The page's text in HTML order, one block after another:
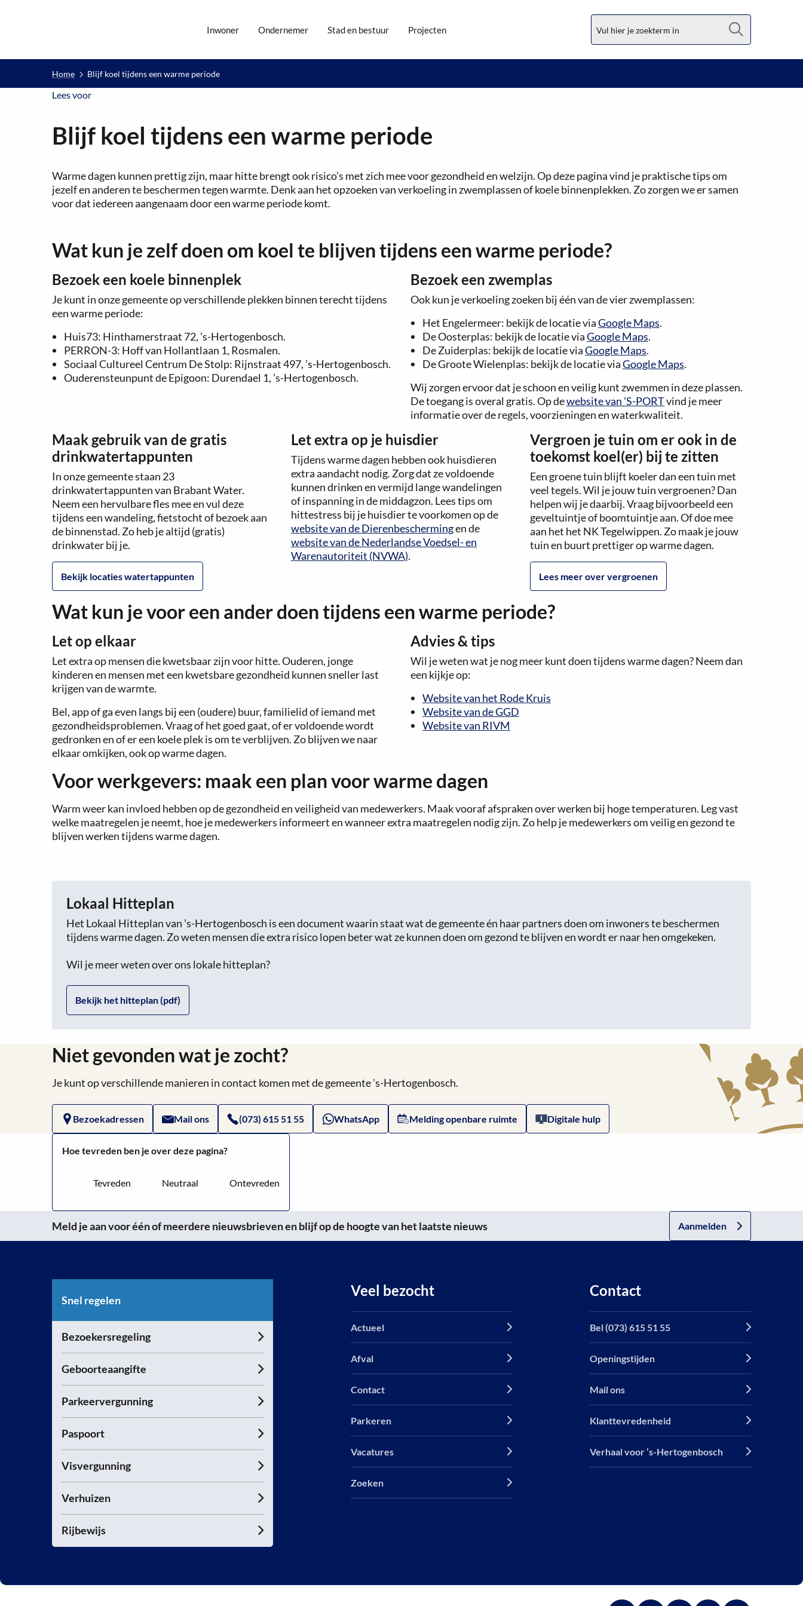
Inwoner Ondernemer Stad en bestuur Projecten
Home Blijf koel tijdens een warme periode
Lees voorLees voor
Blijf koel tijdens een warme periode
Warme dagen kunnen prettig zijn, maar hitte brengt ook risico’s met zich mee voor gezondheid en welzijn. Op deze pagina vind je praktische tips om
jezelf en anderen te beschermen tegen warmte. Denk aan het opzoeken van verkoeling in zwemplassen of koele binnenplekken. Zo zorgen we er samen
voor dat iedereen aangenaam door een warme periode komt.
Wat kun je zelf doen om koel te blijven tijdens een warme periode?
Bezoek een koele binnenplek
Je kunt in onze gemeente op verschillende plekken binnen terecht tijdens
een warme periode:
Huis73: Hinthamerstraat 72, ’s-Hertogenbosch.
PERRON-3: Hoff van Hollantlaan 1, Rosmalen.
Sociaal Cultureel Centrum De Stolp: Rijnstraat 497, ’s-Hertogenbosch.
Ouderensteunpunt de Epigoon: Durendael 1, ’s-Hertogenbosch.
Bezoek een zwemplas
Ook kun je verkoeling zoeken bij één van de vier zwemplassen:
Het Engelermeer: bekijk de locatie viaGoogle Maps.
De Oosterplas: bekijk de locatie viaGoogle Maps.
De Zuiderplas: bekijk de locatie viaGoogle Maps.
De Groote Wielenplas: bekijk de locatie viaGoogle Maps.
Wij zorgen ervoor dat je schoon en veilig kunt zwemmen in deze plassen.
De toegang is overal gratis. Op dewebsite van ’S-PORTvind je meer
informatie over de regels, voorzieningen en waterkwaliteit.
Maak gebruik van de gratis
drinkwatertappunten
In onze gemeente staan 23
drinkwatertappunten van Brabant Water.
Neem een hervulbare fles mee en vul deze
tijdens een wandeling, fietstocht of bezoek aan
de binnenstad. Zo heb je altijd (gratis)
drinkwater bij je.
Bekijk locaties watertappunten
Let extra op je huisdier
Tijdens warme dagen hebben ook huisdieren
extra aandacht nodig. Zorg dat ze voldoende
kunnen drinken en vermijd lange wandelingen
of inspanning in de middagzon. Lees tips om
hittestress bij je huisdier te voorkomen op de
website van de Dierenbeschermingen de
website van de Nederlandse Voedsel- en
Warenautoriteit (NVWA).
Vergroen je tuin om er ook in de
toekomst koel(er) bij te zitten
Een groene tuin blijft koeler dan een tuin met
veel tegels. Wil je jouw tuin vergroenen? Dan
helpen wij je daarbij. Vraag bijvoorbeeld een
geveltuintje of boomtuintje aan. Of doe mee
aan het het NK Tegelwippen. Zo maak je jouw
tuin en buurt prettiger op warme dagen.
Lees meer over vergroenen
Wat kun je voor een ander doen tijdens een warme periode?
Let op elkaar
Let extra op mensen die kwetsbaar zijn voor hitte. Ouderen, jonge
kinderen en mensen met een kwetsbare gezondheid kunnen sneller last
krijgen van de warmte.
Bel, app of ga even langs bij een (oudere) buur, familielid of iemand met
gezondheidsproblemen. Vraag of het goed gaat, of er voldoende wordt
gedronken en of er een koele plek is om te verblijven. Zo blijven we naar
elkaar omkijken, ook op warme dagen.
Advies & tips
Wil je weten wat je nog meer kunt doen tijdens warme dagen? Neem dan
een kijkje op:
Website van het Rode Kruis
Website van de GGD
Website van RIVM
Voor werkgevers: maak een plan voor warme dagen
Warm weer kan invloed hebben op de gezondheid en veiligheid van medewerkers. Maak vooraf afspraken over werken bij hoge temperaturen. Leg vast
welke maatregelen je neemt, hoe je medewerkers informeert en wanneer extra maatregelen nodig zijn. Zo help je medewerkers om veilig en gezond te
blijven werken tijdens warme dagen.
Lokaal Hitteplan
Het Lokaal Hitteplan van ’s-Hertogenbosch is een document waarin staat wat de gemeente én haar partners doen om inwoners te beschermen
tijdens warme dagen. Zo weten mensen die extra risico lopen beter wat ze kunnen doen om gezond te blijven en wordt er naar hen omgekeken.
Wil je meer weten over ons lokale hitteplan?
Bekijk het hitteplan (pdf)
Niet gevonden wat je zocht?
Je kunt op verschillende manieren in contact komen met de gemeente ’s-Hertogenbosch.
Bezoekadressen Mail ons (073) 615 51 55 WhatsApp Melding openbare ruimte Digitale hulp
Hoe tevreden ben je over deze pagina?
Tevreden Neutraal Ontevreden
Meld je aan voor één of meerdere nieuwsbrieven en blijf op de hoogte van het laatste nieuws Aanmelden
Snel regelen
Bezoekersregeling
Geboorteaangifte
Parkeervergunning
Paspoort
Visvergunning
Verhuizen
Rijbewijs
Veel bezocht
Actueel
Afval
Contact
Parkeren
Vacatures
Zoeken
Contact
Bel (073) 615 51 55
Openingstijden
Mail ons
Klanttevredenheid
Verhaal voor ’s-Hertogenbosch